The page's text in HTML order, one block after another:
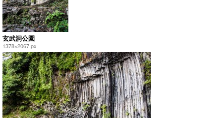
玄武洞公園
1378×2067 px